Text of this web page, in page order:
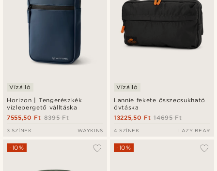
Horizon | Tengerészkék
vízlepergető válltáska
Vízálló
8395 Ft
7555,50 Ft
3 SZÍNEK WAYKINS
Lannie fekete összecsukható
övtáska
Vízálló
14695 Ft
13225,50 Ft
4 SZÍNEK LAZY BEAR
-10% -10%